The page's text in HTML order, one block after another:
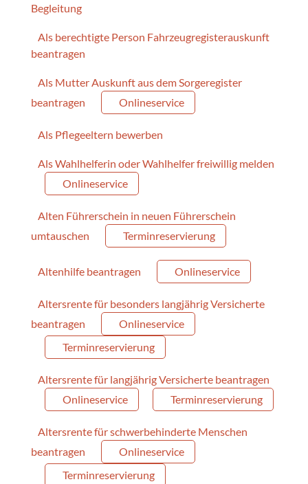
Begleitung
Als berechtigte Person Fahrzeugregisterauskunft
beantragen
Als Mutter Auskunft aus dem Sorgeregister
beantragen
Onlineservice
Als Pflegeeltern bewerben
Als Wahlhelferin oder Wahlhelfer freiwillig melden
Onlineservice
Alten Führerschein in neuen Führerschein
umtauschen
Terminreservierung
Altenhilfe beantragen Onlineservice
Altersrente für besonders langjährig Versicherte
beantragen
Onlineservice
Terminreservierung
Altersrente für langjährig Versicherte beantragen
Onlineservice
Terminreservierung
Altersrente für schwerbehinderte Menschen
beantragen
Onlineservice
Terminreservierung